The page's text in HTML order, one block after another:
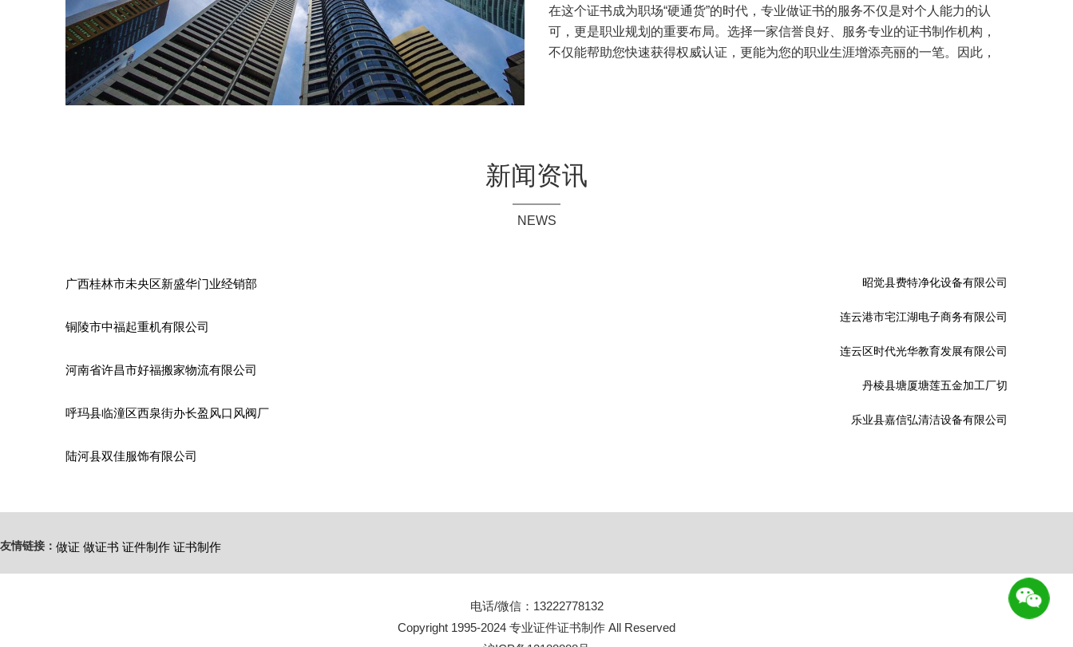
在这个证书成为职场“硬通货”的时代，专业做证书的服务不仅是对个人能力的认
可，更是职业规划的重要布局。选择一家信誉良好、服务专业的证书制作机构，
不仅能帮助您快速获得权威认证，更能为您的职业生涯增添亮丽的一笔。因此，
新闻资讯
NEWS
广西桂林市未央区新盛华门业经销部
铜陵市中福起重机有限公司
河南省许昌市好福搬家物流有限公司
呼玛县临潼区西泉街办长盈风口风阀厂
陆河县双佳服饰有限公司
昭觉县费特净化设备有限公司
连云港市宅江湖电子商务有限公司
连云区时代光华教育发展有限公司
丹棱县塘厦塘莲五金加工厂切
乐业县嘉信弘清洁设备有限公司
友情链接： 做证 做证书 证件制作 证书制作
电话/微信：13222778132
Copyright 1995-2024 专业证件证书制作 All Reserved